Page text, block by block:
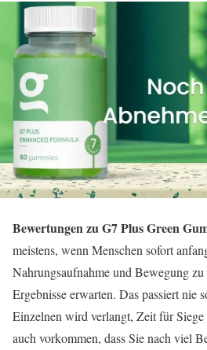
Bewertungen zu G7 Plus Green
meistens, wenn Menschen sofort
Nahrungsaufnahme und Bewegung
Ergebnisse erwarten. Das passiert nie
Einzelnen wird verlangt, Zeit für Siege
auch vorkommen, dass Sie nach viel